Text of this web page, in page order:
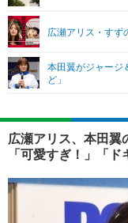
ショッピング
SPEED TEST
エンタメ
エンタメTOP
音楽
ショッピング
ライフ
ライフTOP
ペット
その他
リリース一覧
プッシュ通知の停止
広瀬アリス・すず
本田翼がジャージ
ど」
広瀬アリス、本田翼
「可愛すぎ！」「